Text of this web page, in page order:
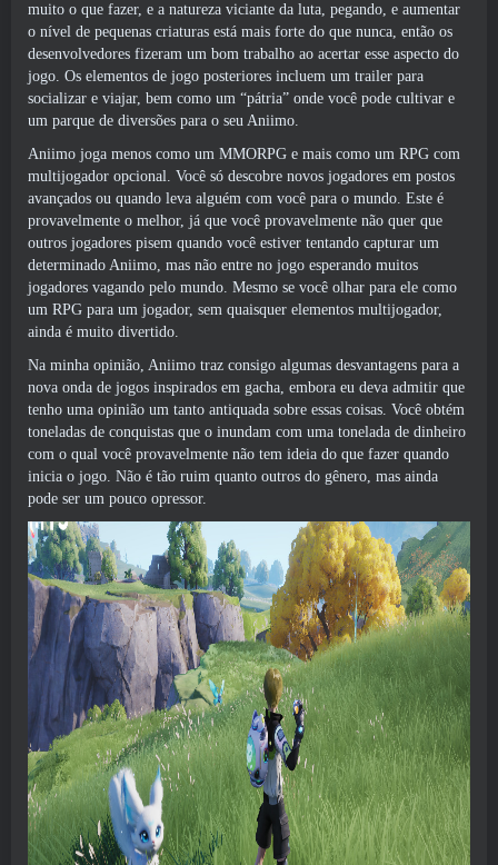
muito o que fazer, e a natureza viciante da luta, pegando, e aumentar
o nível de pequenas criaturas está mais forte do que nunca, então os
desenvolvedores fizeram um bom trabalho ao acertar esse aspecto do
jogo. Os elementos de jogo posteriores incluem um trailer para
socializar e viajar, bem como um “pátria” onde você pode cultivar e
um parque de diversões para o seu Aniimo.
Aniimo joga menos como um MMORPG e mais como um RPG com
multijogador opcional. Você só descobre novos jogadores em postos
avançados ou quando leva alguém com você para o mundo. Este é
provavelmente o melhor, já que você provavelmente não quer que
outros jogadores pisem quando você estiver tentando capturar um
determinado Aniimo, mas não entre no jogo esperando muitos
jogadores vagando pelo mundo. Mesmo se você olhar para ele como
um RPG para um jogador, sem quaisquer elementos multijogador,
ainda é muito divertido.
Na minha opinião, Aniimo traz consigo algumas desvantagens para a
nova onda de jogos inspirados em gacha, embora eu deva admitir que
tenho uma opinião um tanto antiquada sobre essas coisas. Você obtém
toneladas de conquistas que o inundam com uma tonelada de dinheiro
com o qual você provavelmente não tem ideia do que fazer quando
inicia o jogo. Não é tão ruim quanto outros do gênero, mas ainda
pode ser um pouco opressor.